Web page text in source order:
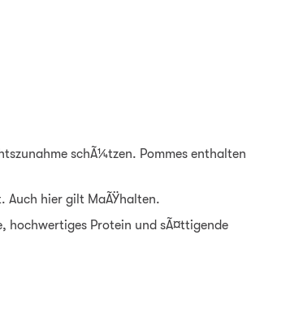
schÃ¼tzen. Pommes enthalten
hier gilt MaÃŸhalten.
hochwertiges Protein und sÃ¤ttigende